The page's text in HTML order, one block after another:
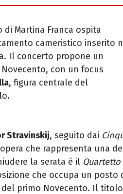
di Martina Franca ospita
cameristico inserito
Il concerto propone un
con un focus
, figura centrale del
Stravinskij, seguito dai
che rappresenta una
la serata è il
che occupa un posto
primo Novecento. Il titolo